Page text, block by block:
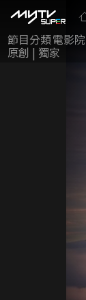
節目分類電影院
原創 | 獨家